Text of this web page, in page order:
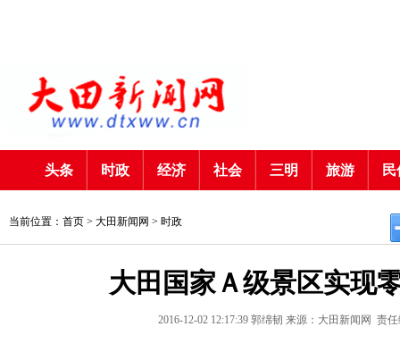
头条 时政 经济 社会 三明 旅游
当前位置：首页 > 大田新闻网 > 时政
大田国家Ａ级景区实现
2016-12-02 12:17:39 郭绵韧 来源：大田新闻网 责